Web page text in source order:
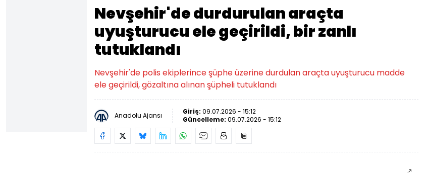
Nevşehir'de durdurulan araçta
uyuşturucu ele geçirildi, bir zanlı
tutuklandı
Nevşehir'de polis ekiplerince şüphe üzerine durdulan araçta uyuşturucu madde
ele geçirildi, gözaltına alınan şüpheli tutuklandı
Anadolu Ajansı Giriş: 09.07.2026 - 15:12
Güncelleme: 09.07.2026 - 15:12